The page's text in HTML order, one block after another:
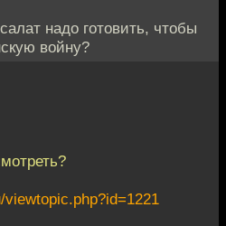
надо готовить, чтобы
войну?